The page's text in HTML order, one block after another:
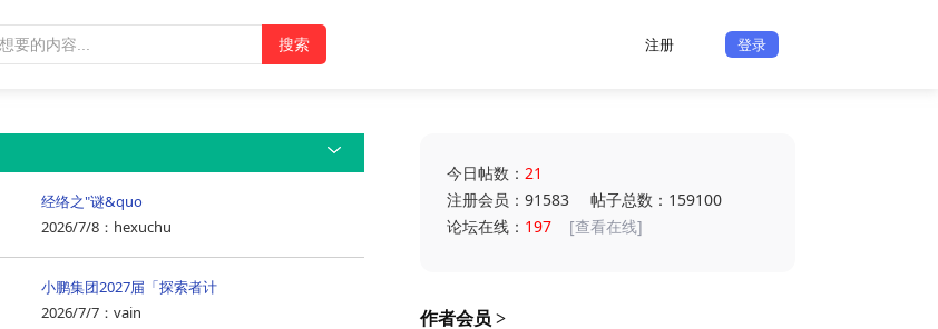
注册 登录
经络之"谜&quo
2026/7/8 ： hexuchu
小鹏集团2027届「探索者计
2026/7/7 ：vain
今日帖数： 21
注册会员：91583
帖子总数：159100
论坛在线： 197 [查看在线]
作者会员 >